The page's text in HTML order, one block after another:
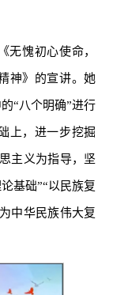
无愧初心使命，
神》的宣讲。她
“八个明确”进行
上，进一步挖掘
主义为指导，坚
基础”“以民族复
中华民族伟大复